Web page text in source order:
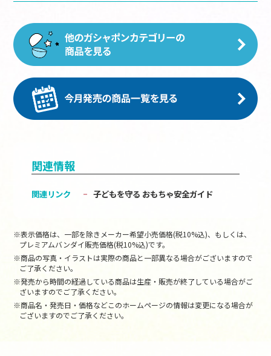
関連情報
関連リンク 子どもを守る おもちゃ安全ガイド
※表示価格は、一部を除きメーカー希望小売価格(税10%込)、もしくは、
プレミアムバンダイ販売価格(税10%込)です。
※商品の写真・イラストは実際の商品と一部異なる場合がございますので
ご了承ください。
※発売から時間の経過している商品は生産・販売が終了している場合がご
ざいますのでご了承ください。
※商品名・発売日・価格などこのホームページの情報は変更になる場合が
ございますのでご了承ください。